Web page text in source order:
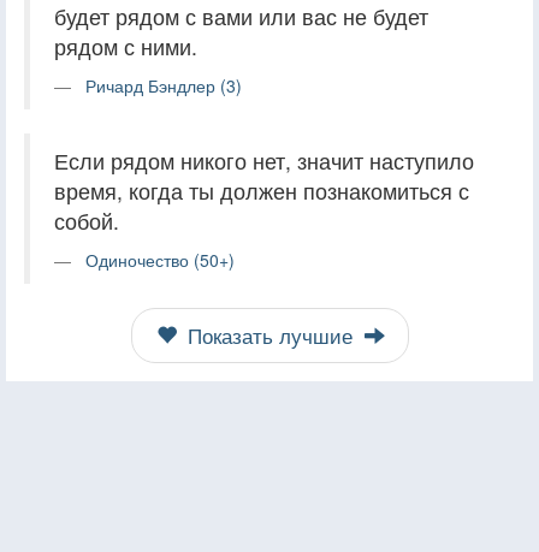
будет рядом с вами или вас не будет
рядом с ними.
Ричард Бэндлер (3)
Если рядом никого нет, значит наступило
время, когда ты должен познакомиться с
собой.
Одиночество (50+)
Показать лучшие